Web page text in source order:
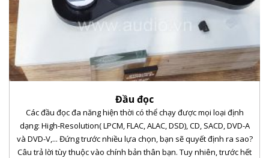
Đầu đọc
Các đầu đọc đa năng hiện thời có thể chạy được mọi loại định
dạng: High-Resolution( LPCM, FLAC, ALAC, DSD), CD, SACD, DVD-A
và DVD-V,... Đứng trước nhiều lựa chọn, bạn sẽ quyết định ra sao?
Câu trả lời tùy thuộc vào chính bản thân bạn. Tuy nhiên, trước hết